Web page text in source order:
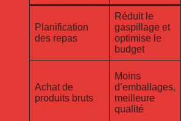
Planification
des repas
Réduit le
gaspillage et
optimise le
budget
Achat de
produits bruts
Moins
d’emballages,
meilleure
qualité